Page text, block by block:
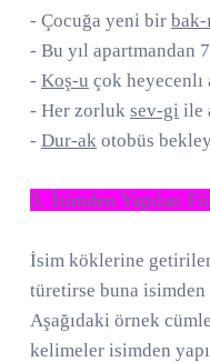
- Çocuğa yeni bir bak-
- Bu yıl apartmandan
- Koş-u çok heyecenlı
- Her zorluk sev-gi ile
- Dur-ak otobüs
3. İsimden Yapılan
İsim köklerine
türetirse buna
Aşağıdaki örnek
kelimeler isimden